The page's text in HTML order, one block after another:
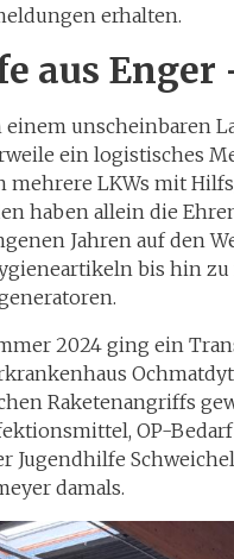
erhalten.
aus Enger
einem unscheinbaren
ein logistisches
mehrere LKWs mit
haben allein die
Jahren auf den
bis hin
2024 ging ein
Raketenangriffs
OP-
Jugendhilfe
damals.